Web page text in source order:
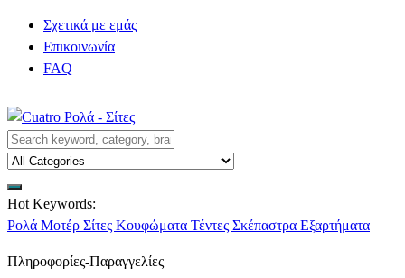
Σχετικά με εμάς
Επικοινωνία
FAQ
Hot Keywords:
Ρολά Μοτέρ Σίτες Κουφώματα Τέντες Σκέπαστρα Εξαρτήματα
Πληροφορίες-Παραγγελίες